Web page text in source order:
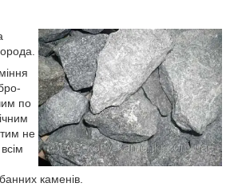
по
не
каменів.